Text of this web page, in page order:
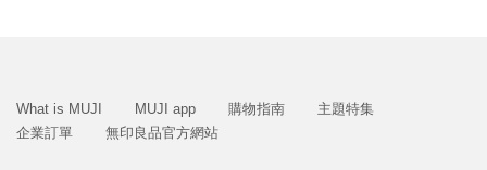
What is MUJI MUJI app 購物指南
主題特集
企業訂單
無印良品官方網站